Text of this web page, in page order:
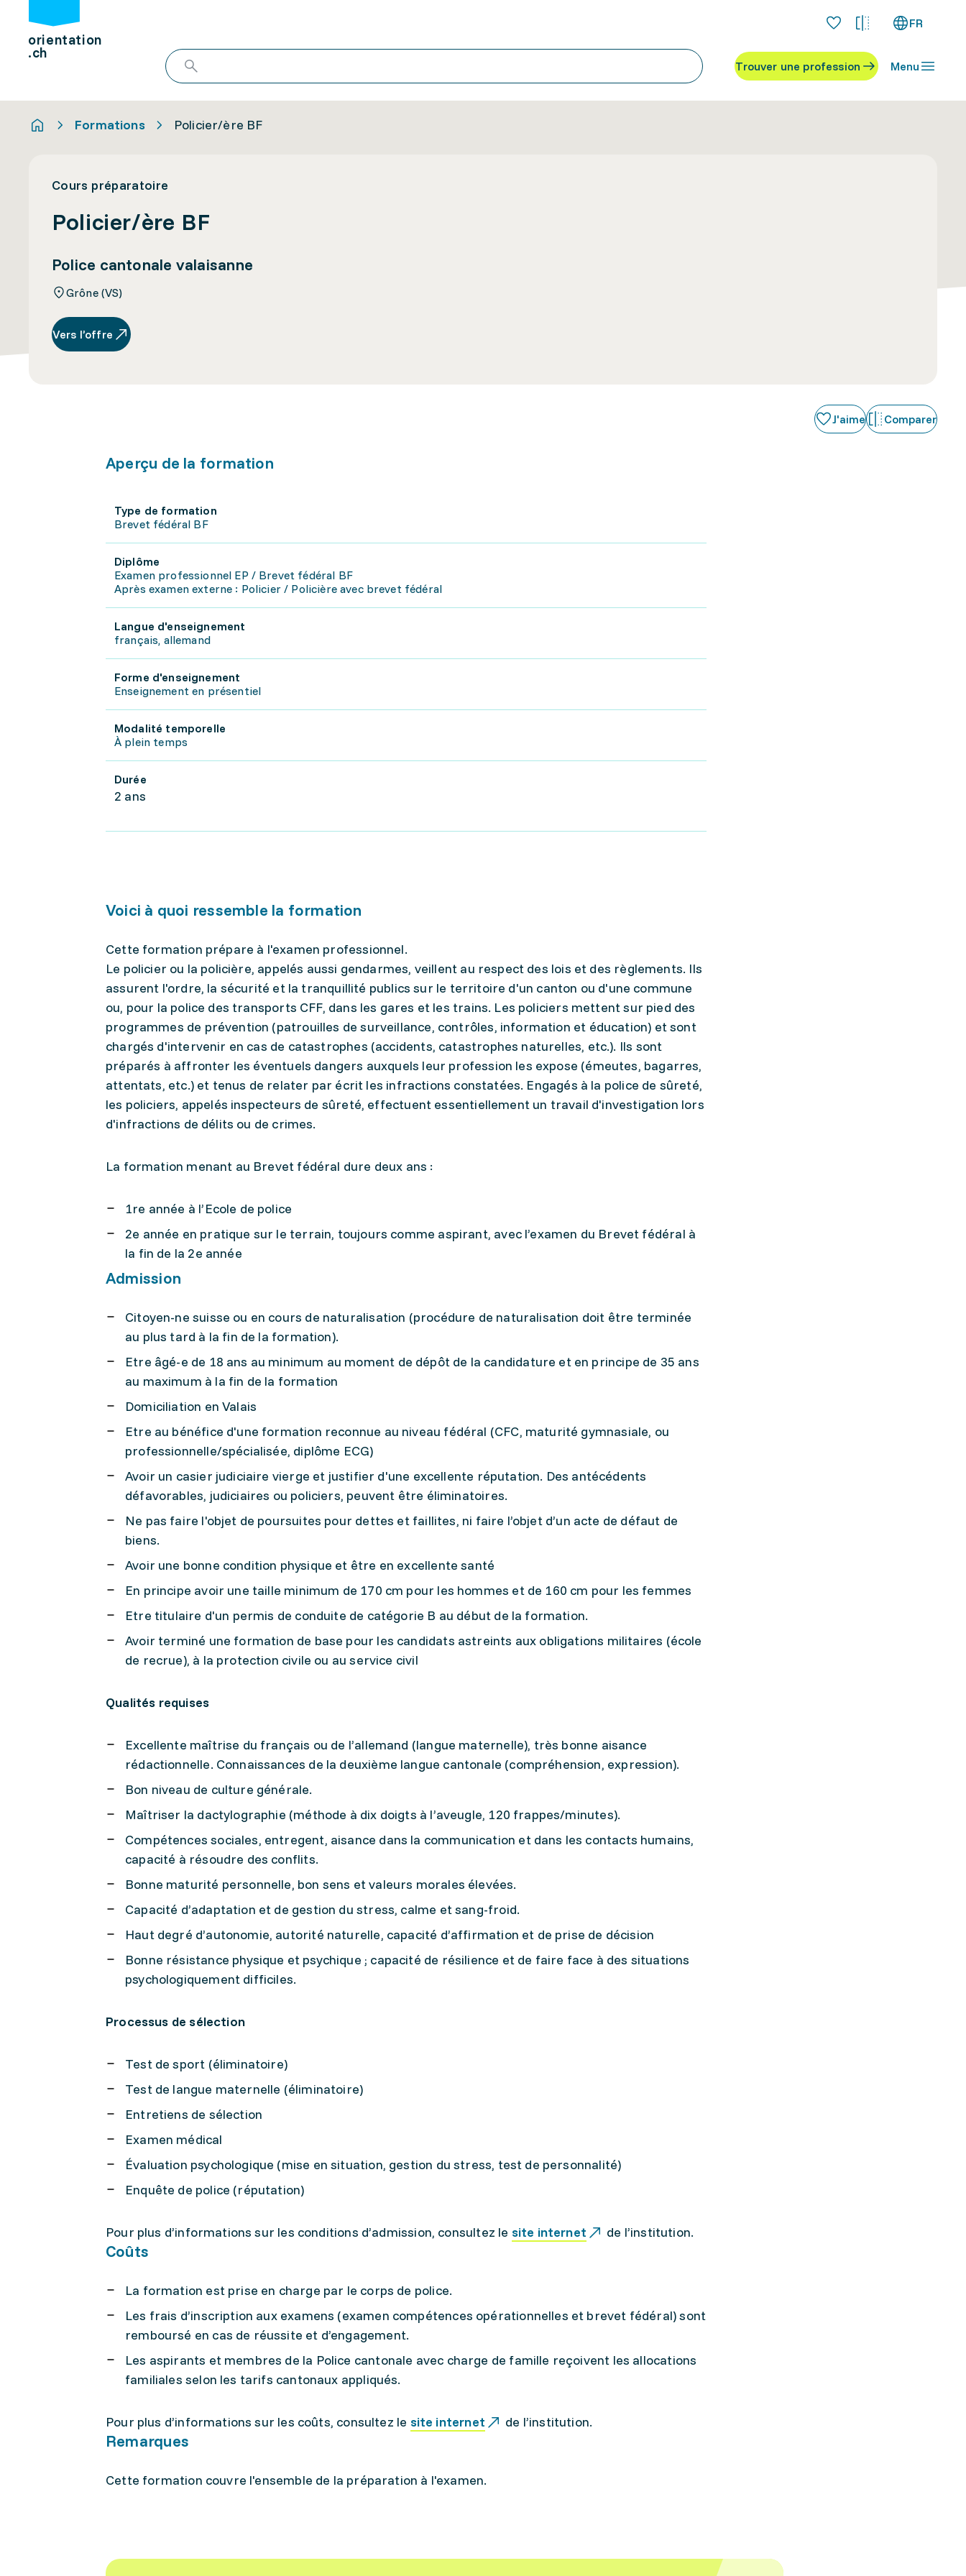
orientation
.ch
FR
Trouver une profession Menu
Formations Policier/ère BF
Cours préparatoire
Policier/ère BF
Police cantonale valaisanne
Grône (VS)
Vers l’offre
J'aime Comparer
Aperçu de la formation
Type de formation
Brevet fédéral BF
Diplôme
Examen professionnel EP / Brevet fédéral BF
Après examen externe : Policier / Policière avec brevet fédéral
Langue d'enseignement
français, allemand
Forme d'enseignement
Enseignement en présentiel
Modalité temporelle
À plein temps
Durée
2 ans
Voici à quoi ressemble la formation
Cette formation prépare à l'examen professionnel.
Le policier ou la policière, appelés aussi gendarmes, veillent au respect des lois et des règlements. Ils
assurent l'ordre, la sécurité et la tranquillité publics sur le territoire d'un canton ou d'une commune
ou, pour la police des transports CFF, dans les gares et les trains. Les policiers mettent sur pied des
programmes de prévention (patrouilles de surveillance, contrôles, information et éducation) et sont
chargés d'intervenir en cas de catastrophes (accidents, catastrophes naturelles, etc.). Ils sont
préparés à affronter les éventuels dangers auxquels leur profession les expose (émeutes, bagarres,
attentats, etc.) et tenus de relater par écrit les infractions constatées. Engagés à la police de sûreté,
les policiers, appelés inspecteurs de sûreté, effectuent essentiellement un travail d'investigation lors
d'infractions de délits ou de crimes.
La formation menant au Brevet fédéral dure deux ans :
1re année à l’Ecole de police
2e année en pratique sur le terrain, toujours comme aspirant, avec l’examen du Brevet fédéral à
la fin de la 2e année
Admission
Citoyen-ne suisse ou en cours de naturalisation (procédure de naturalisation doit être terminée
au plus tard à la fin de la formation).
Etre âgé-e de 18 ans au minimum au moment de dépôt de la candidature et en principe de 35 ans
au maximum à la fin de la formation
Domiciliation en Valais
Etre au bénéfice d'une formation reconnue au niveau fédéral (CFC, maturité gymnasiale, ou
professionnelle/spécialisée, diplôme ECG)
Avoir un casier judiciaire vierge et justifier d'une excellente réputation. Des antécédents
défavorables, judiciaires ou policiers, peuvent être éliminatoires.
Ne pas faire l'objet de poursuites pour dettes et faillites, ni faire l’objet d’un acte de défaut de
biens.
Avoir une bonne condition physique et être en excellente santé
En principe avoir une taille minimum de 170 cm pour les hommes et de 160 cm pour les femmes
Etre titulaire d'un permis de conduite de catégorie B au début de la formation.
Avoir terminé une formation de base pour les candidats astreints aux obligations militaires (école
de recrue), à la protection civile ou au service civil
Qualités requises
Excellente maîtrise du français ou de l’allemand (langue maternelle), très bonne aisance
rédactionnelle. Connaissances de la deuxième langue cantonale (compréhension, expression).
Bon niveau de culture générale.
Maîtriser la dactylographie (méthode à dix doigts à l’aveugle, 120 frappes/minutes).
Compétences sociales, entregent, aisance dans la communication et dans les contacts humains,
capacité à résoudre des conflits.
Bonne maturité personnelle, bon sens et valeurs morales élevées.
Capacité d’adaptation et de gestion du stress, calme et sang-froid.
Haut degré d’autonomie, autorité naturelle, capacité d’affirmation et de prise de décision
Bonne résistance physique et psychique ; capacité de résilience et de faire face à des situations
psychologiquement difficiles.
Processus de sélection
Test de sport (éliminatoire)
Test de langue maternelle (éliminatoire)
Entretiens de sélection
Examen médical
Évaluation psychologique (mise en situation, gestion du stress, test de personnalité)
Enquête de police (réputation)
Pour plus d’informations sur les conditions d’admission, consultez le site internet de l’institution.
Coûts
La formation est prise en charge par le corps de police.
Les frais d’inscription aux examens (examen compétences opérationnelles et brevet fédéral) sont
remboursé en cas de réussite et d’engagement.
Les aspirants et membres de la Police cantonale avec charge de famille reçoivent les allocations
familiales selon les tarifs cantonaux appliqués.
Pour plus d’informations sur les coûts, consultez le site internet de l’institution.
Remarques
Cette formation couvre l'ensemble de la préparation à l'examen.